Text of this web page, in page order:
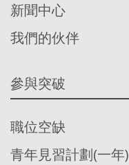
新聞中心
我們的伙伴
參與突破
職位空缺
青年見習計劃(一年)